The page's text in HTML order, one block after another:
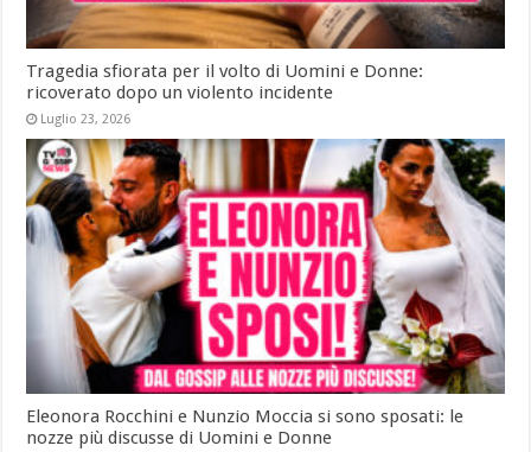
Tragedia sfiorata per il volto di Uomini e Donne:
ricoverato dopo un violento incidente
Luglio 23, 2026
Eleonora Rocchini e Nunzio Moccia si sono sposati: le
nozze più discusse di Uomini e Donne